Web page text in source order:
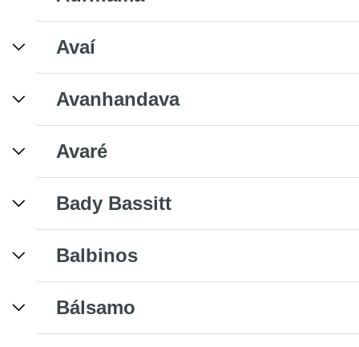
Avaí
Avanhandava
Avaré
Bady Bassitt
Balbinos
Bálsamo